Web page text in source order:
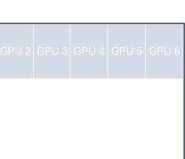
GPU 2 GPU 3 GPU 4 GPU 5 GPU 6